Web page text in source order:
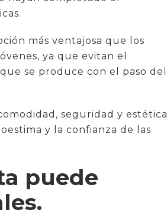
más ventajosa que los
ya que evitan el
se produce con el paso del
seguridad y estética
y la confianza de las
puede